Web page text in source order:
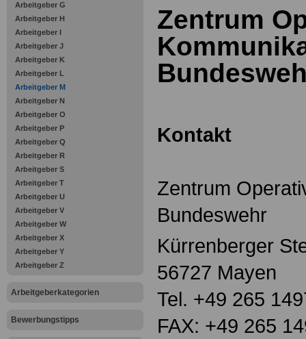
Arbeitgeber G
Arbeitgeber H
Arbeitgeber I
Arbeitgeber J
Arbeitgeber K
Arbeitgeber L
Arbeitgeber M
Arbeitgeber N
Arbeitgeber O
Arbeitgeber P
Arbeitgeber Q
Arbeitgeber R
Arbeitgeber S
Arbeitgeber T
Arbeitgeber U
Arbeitgeber V
Arbeitgeber W
Arbeitgeber X
Arbeitgeber Y
Arbeitgeber Z
Arbeitgeberkategorien
Bewerbungstipps
Zentrum
Kontakt
Zentrum
Bundeswehr
Kürrenberger
56727 Mayen
Tel. +49 265
FAX: +49 265